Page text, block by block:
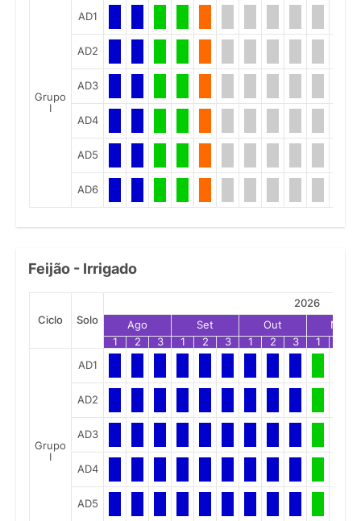
Grupo
I
AD1
AD2
AD3
AD4
AD5
AD6
Feijão - Irrigado
Ciclo Solo
2026
Ago
Set Out
Nov
1
2 3 1 2 3 1 2 3 1
Grupo
I
AD1
AD2
AD3
AD4
AD5